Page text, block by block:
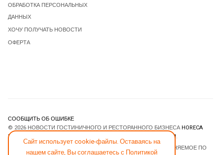
Сайт использует cookie-файлы. Оставаясь на
нашем сайте, Вы соглашаетесь с Политикой
ОБРАБОТКА ПЕРСОНАЛЬНЫХ
ДАННЫХ
ХОЧУ ПОЛУЧАТЬ НОВОСТИ
ОФЕРТА
СООБЩИТЬ ОБ ОШИБКЕ
© 2026 НОВОСТИ ГОСТИНИЧНОГО И РЕСТОРАННОГО БИЗНЕСА HORECA
ESTATE
JOOMLART.COM.
- ПРОГРАММНОЕ ОБЕСПЕЧЕНИЕ, РАСПРОСТРАНЯЕМОЕ ПО